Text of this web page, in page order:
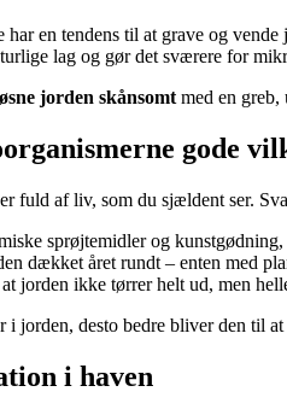
har en tendens til at grave og
lag og gør det sværere for
jorden skånsomt med en
gode
fuld af liv, som du sjældent ser.
sprøjtemidler og
dækket året rundt – enten med
at jorden ikke tørrer helt ud, men
i jorden, desto bedre bliver den til
i haven